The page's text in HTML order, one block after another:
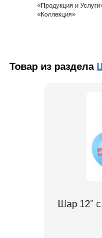
«Продукция и
«Коллекция»
Товар из раздела
Шар 12"